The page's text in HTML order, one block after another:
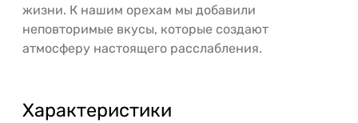
жизни. К нашим орехам мы добавили
неповторимые вкусы, которые создают
атмосферу настоящего расслабления.
Характеристики